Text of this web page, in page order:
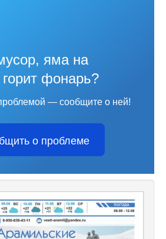
яма на
фонарь?
— сообщите о ней!
о проблеме